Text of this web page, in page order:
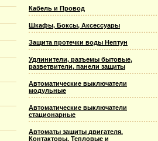
Кабель и Провод
Шкафы, Боксы, Аксессуары
Защита протечки воды Нептун
Удлинители, разъемы бытовые,
разветвители, панели защиты
Автоматические выключатели
модульные
Автоматические выключатели
стационарные
Автоматы защиты двигателя.
Контакторы. Тепловые и